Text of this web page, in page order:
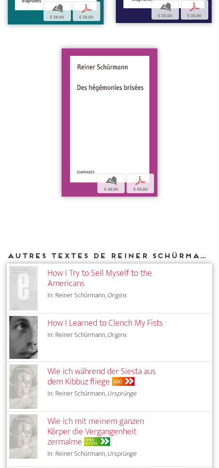
b
€ 28,00
p
€ 28,00
b
€ 35,00
p
€ 35,00
b
€ 48,00
p
€ 50,00
Autres textes de Reiner Schürmann parus chez DIAPHANES
How I Try to Sell Myself to the
Americans
In: Reiner Schürmann,Origins
How I Learned to Clench My Fists
In: Reiner Schürmann,Origins
Wie ich während der Siesta aus
dem Kibbuz fliege ABO
In: Reiner Schürmann,Ursprünge
Wie ich mit meinem ganzen
Körper die Vergangenheit
zermalme OPEN
ACCESS
In: Reiner Schürmann,Ursprünge